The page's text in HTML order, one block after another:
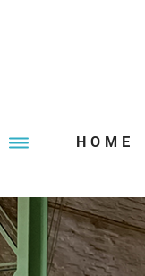
HOME